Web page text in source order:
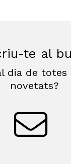
te al
dia de totes
novetats?